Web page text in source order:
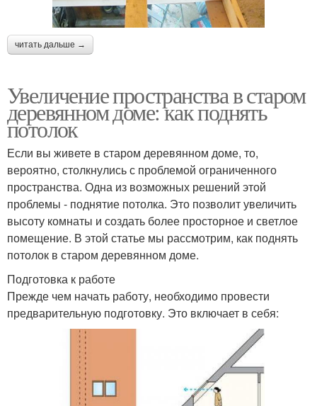
читать дальше →
Увеличение пространства в старом
деревянном доме: как поднять
потолок
Если вы живете в старом деревянном доме, то,
вероятно, столкнулись с проблемой ограниченного
пространства. Одна из возможных решений этой
проблемы - поднятие потолка. Это позволит увеличить
высоту комнаты и создать более просторное и светлое
помещение. В этой статье мы рассмотрим, как поднять
потолок в старом деревянном доме.
Подготовка к работе
Прежде чем начать работу, необходимо провести
предварительную подготовку. Это включает в себя: